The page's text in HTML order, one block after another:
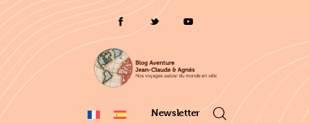
Newsletter
Qui sommes-nous ?
Voyages 2025/26